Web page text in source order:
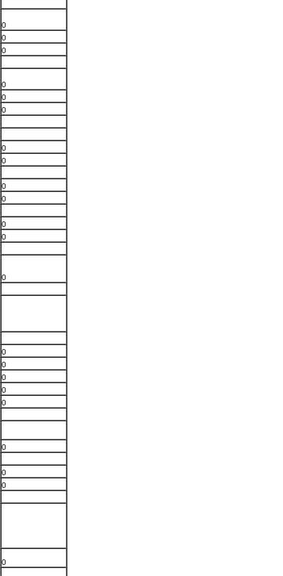
0
0
0
0
0
0
0
0
0
0
0
0
0
0
0
0
0
0
0
0
0
0